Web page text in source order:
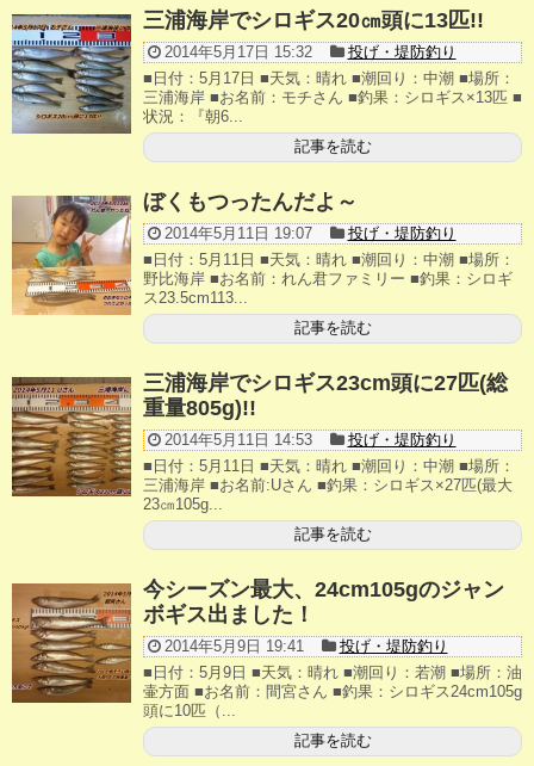
三浦海岸でシロギス20㎝頭に13匹!!
2014年5月17日 15:32
投げ・堤防釣り
■日付：5月17日 ■天気：晴れ ■潮回り：中潮 ■場所：
三浦海岸 ■お名前：モチさん ■釣果：シロギス×13匹 ■
状況：『朝6...
記事を読む
ぼくもつったんだよ～
2014年5月11日 19:07
投げ・堤防釣り
■日付：5月11日 ■天気：晴れ ■潮回り：中潮 ■場所：
野比海岸 ■お名前：れん君ファミリー ■釣果：シロギ
ス23.5cm113...
記事を読む
三浦海岸でシロギス23cm頭に27匹(総
重量805g)!!
2014年5月11日 14:53
投げ・堤防釣り
■日付：5月11日 ■天気：晴れ ■潮回り：中潮 ■場所：
三浦海岸 ■お名前:Uさん ■釣果：シロギス×27匹(最大
23㎝105g...
記事を読む
今シーズン最大、24cm105gのジャン
ボギス出ました！
2014年5月9日 19:41
投げ・堤防釣り
■日付：5月9日 ■天気：晴れ ■潮回り：若潮 ■場所：油
壷方面 ■お名前：間宮さん ■釣果：シロギス24cm105g
頭に10匹（...
記事を読む
ブログ・釣行記
スタッフブログ
店長釣行記
釣果投稿フォーム
お問い合わせ